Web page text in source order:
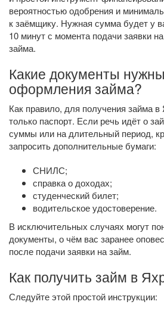
вероятностью одобрения и
к заёмщику. Нужная сумма будет у
10 минут с момента подачи заявки
займа.
Какие документы
оформления займа?
Как правило, для получения займа
только паспорт. Если речь идёт о
суммы или на длительный период,
запросить дополнительные бумаги:
СНИЛС;
справка о доходах;
студенческий билет;
водительское удостоверение.
В исключительных случаях могут
документы, о чём вас заранее
после подачи заявки на займ.
Как получить займ в
Следуйте этой простой инструкции: